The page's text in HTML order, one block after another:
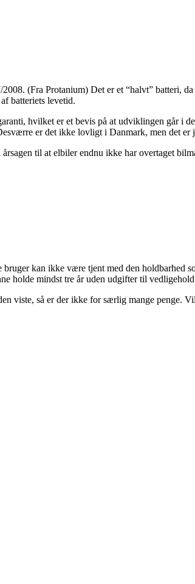
(Fra Protanium) Det er et “halvt” batteri,
batteriets levetid.
hvilket er et bevis på at udviklingen går i
er det ikke lovligt i Danmark, men det er
til at elbiler endnu ikke har overtaget
kan ikke være tjent med den holdbarhed
holde mindst tre år uden udgifter til
viste, så er der ikke for særlig mange penge.